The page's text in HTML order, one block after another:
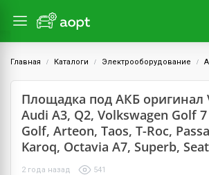
Главная Каталоги Электрооборудование
Площадка под АКБ оригинал
Audi A3, Q2, Volkswagen Golf 7
Golf, Arteon, Taos, T-Roc,
Karoq, Octavia A7, Superb,
2 года назад 541